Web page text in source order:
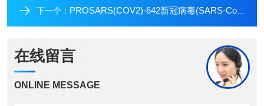
下一个： PROSARS(COV2)-642新冠病毒(SARS-CoV-2)抗原检测阳性质控品
在线留言
ONLINE MESSAGE